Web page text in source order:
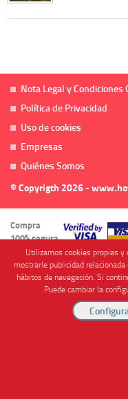
Nota Legal y Condiciones
Política de Privacidad
Uso de cookies
Empresas
Quiénes Somos
© Copyrigth 2026 -
Compra
100% segura
Cofinanciado por
Utilizamos cookies propias
mostrarle publicidad
hábitos de navegación. Si
Puede cambiar la